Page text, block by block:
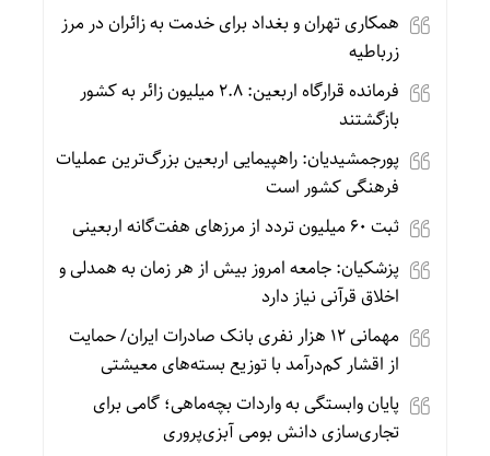
همکاری تهران و بغداد برای خدمت به زائران در مرز
زرباطیه
فرمانده قرارگاه اربعین: ۲.۸ میلیون زائر به کشور
بازگشتند
پورجمشیدیان: راهپیمایی اربعین بزرگ‌ترین عملیات
فرهنگی کشور است
ثبت ۶۰ میلیون تردد از مرزهای هفت‌گانه اربعینی
پزشکیان: جامعه امروز بیش از هر زمان به همدلی و
اخلاق قرآنی نیاز دارد
مهمانی ۱۲ هزار نفری بانک صادرات ایران/ حمایت
از اقشار کم‌درآمد با توزیع بسته‌های معیشتی
پایان وابستگی به واردات بچه‌ماهی؛ گامی برای
تجاری‌سازی دانش بومی آبزی‌پروری